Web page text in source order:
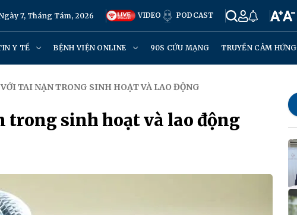
7, Tháng Tám, 2026 VIDEO PODCAST
Y TẾ BỆNH VIỆN ONLINE 90S CỨU MẠNG TRUYỀN CẢM HỨNG
TAI NẠN TRONG SINH HOẠT VÀ LAO ĐỘNG
trong sinh hoạt và lao động